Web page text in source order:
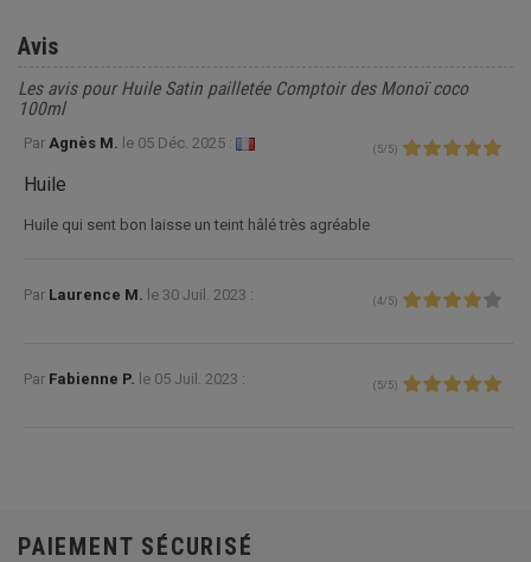
Avis
Les avis pour Huile Satin pailletée Comptoir des Monoï coco
100ml
Par Agnès M. le 05 Déc. 2025 : ( 5/ 5)
Huile
Huile qui sent bon laisse un teint hâlé très agréable
Par Laurence M. le 30 Juil. 2023 : (4/ 5)
Par Fabienne P. le 05 Juil. 2023 : ( 5/ 5)
PAIEMENT SÉCURISÉ